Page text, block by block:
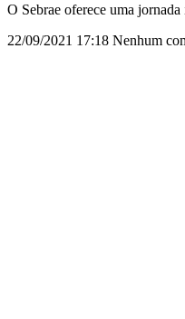
O Sebrae oferece uma
22/09/2021 17:18 Nenhum